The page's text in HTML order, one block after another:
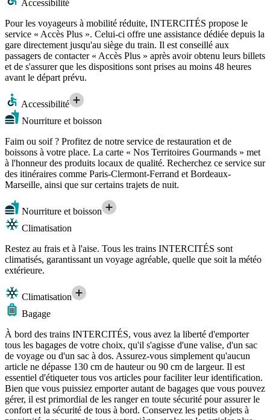
Accessibilité
Pour les voyageurs à mobilité réduite, INTERCITÉS propose le
service « Accès Plus ». Celui-ci offre une assistance dédiée depuis la
gare directement jusqu'au siège du train. Il est conseillé aux
passagers de contacter « Accès Plus » après avoir obtenu leurs billets
et de s'assurer que les dispositions sont prises au moins 48 heures
avant le départ prévu.
Accessibilité
Nourriture et boisson
Faim ou soif ? Profitez de notre service de restauration et de
boissons à votre place. La carte « Nos Territoires Gourmands » met
à l'honneur des produits locaux de qualité. Recherchez ce service sur
des itinéraires comme Paris-Clermont-Ferrand et Bordeaux-
Marseille, ainsi que sur certains trajets de nuit.
Nourriture et boisson
Climatisation
Restez au frais et à l'aise. Tous les trains INTERCITÉS sont
climatisés, garantissant un voyage agréable, quelle que soit la météo
extérieure.
Climatisation
Bagage
À bord des trains INTERCITÉS, vous avez la liberté d'emporter
tous les bagages de votre choix, qu'il s'agisse d'une valise, d'un sac
de voyage ou d'un sac à dos. Assurez-vous simplement qu'aucun
article ne dépasse 130 cm de hauteur ou 90 cm de largeur. Il est
essentiel d'étiqueter tous vos articles pour faciliter leur identification.
Bien que vous puissiez emporter autant de bagages que vous pouvez
gérer, il est primordial de les ranger en toute sécurité pour assurer le
confort et la sécurité de tous à bord. Conservez les petits objets à